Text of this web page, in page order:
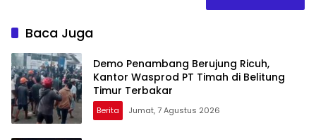
Baca Juga
Demo Penambang Berujung Ricuh,
Kantor Wasprod PT Timah di Belitung
Timur Terbakar
Berita Jumat, 7 Agustus 2026